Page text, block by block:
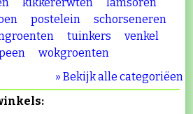
postelein
schorseneren
tuinkers
venkel
wokgroenten
» Bekijk alle categoriëen